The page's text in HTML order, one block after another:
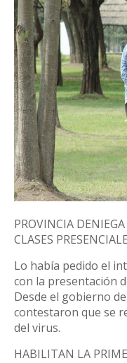
PROVINCIA
CLASES
Lo había pedido el
con la presentación
Desde el gobierno
contestaron que se
del virus.
HABILITAN LA